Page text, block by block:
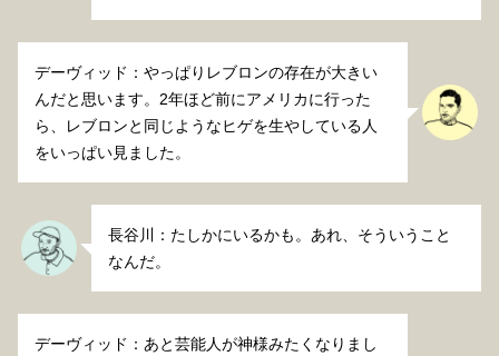
デーヴィッド：やっぱりレブロンの存在が大きい
んだと思います。2年ほど前にアメリカに行った
ら、レブロンと同じようなヒゲを生やしている人
をいっぱい見ました。
長谷川：たしかにいるかも。あれ、そういうこと
なんだ。
デーヴィッド：あと芸能人が神様みたくなりまし